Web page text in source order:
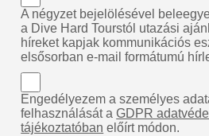
A négyzet bejelölésével
a Dive Hard Tourstól utazási
híreket kapjak kommunikációs
elsősorban e-mail formátumú
Engedélyezem a személyes
felhasználását aGDPR
tájékoztatóban előírt módon.